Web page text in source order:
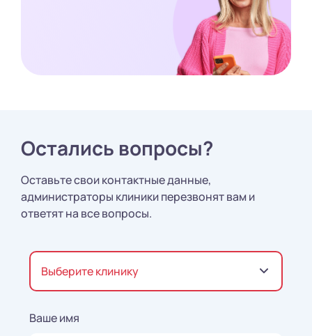
Остались вопросы?
Оставьте свои контактные данные,
администраторы клиники перезвонят вам и
ответят на все вопросы.
Выберите клинику
Ваше имя